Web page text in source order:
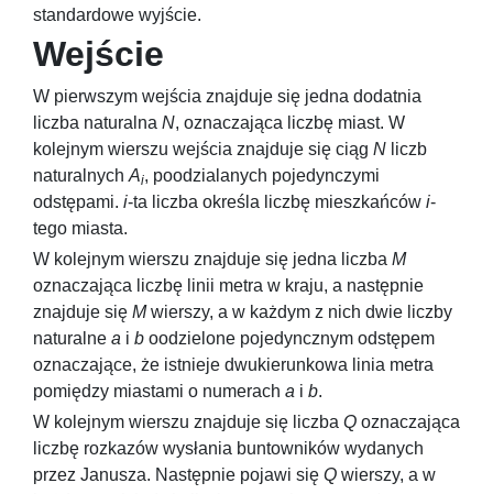
standardowe wyjście.
Wejście
W pierwszym wejścia znajduje się jedna dodatnia
liczba naturalna N, oznaczająca liczbę miast. W
kolejnym wierszu wejścia znajduje się ciąg N liczb
naturalnych Ai, poodzialanych pojedynczymi
odstępami. i-ta liczba określa liczbę mieszkańców i-
tego miasta.
W kolejnym wierszu znajduje się jedna liczba M
oznaczająca liczbę linii metra w kraju, a następnie
znajduje się Mwierszy, a w każdym z nich dwie liczby
naturalne a i b oodzielone pojedyncznym odstępem
oznaczające, że istnieje dwukierunkowa linia metra
pomiędzy miastami o numerach a i b.
W kolejnym wierszu znajduje się liczba Q oznaczająca
liczbę rozkazów wysłania buntowników wydanych
przez Janusza. Następnie pojawi się Q wierszy, a w